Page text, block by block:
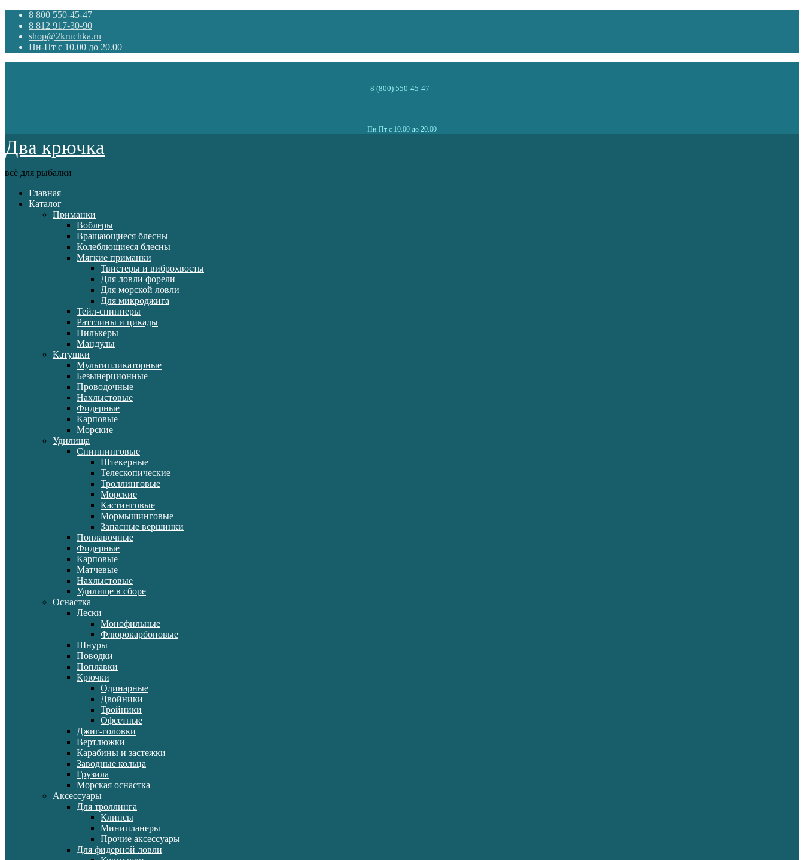
8 800 550-45-47
8 812 917-30-90
shop@2kruchka.ru
Пн-Пт с 10.00 до 20.00
8 (800) 550-45-47
Пн-Пт с 10.00 до 20.00
Два крючка
всё для рыбалки
Главная
Каталог
Приманки
Воблеры
Вращающиеся блесны
Колеблющиеся блесны
Мягкие приманки
Твистеры и виброхвосты
Для ловли форели
Для морской ловли
Для микроджига
Тейл-спиннеры
Раттлины и цикады
Пилькеры
Мандулы
Катушки
Мультипликаторные
Безынерционные
Проводочные
Нахлыстовые
Фидерные
Карповые
Морские
Удилища
Спиннинговые
Штекерные
Телескопические
Троллинговые
Морские
Кастинговые
Мормышинговые
Запасные вершинки
Поплавочные
Фидерные
Карповые
Матчевые
Нахлыстовые
Удилище в сборе
Оснастка
Лески
Монофильные
Флюрокарбоновые
Шнуры
Поводки
Поплавки
Крючки
Одинарные
Двойники
Тройники
Офсетные
Джиг-головки
Вертлюжки
Карабины и застежки
Заводные кольца
Грузила
Морская оснастка
Аксессуары
Для троллинга
Клипсы
Минипланеры
Прочие аксессуары
Для фидерной ловли